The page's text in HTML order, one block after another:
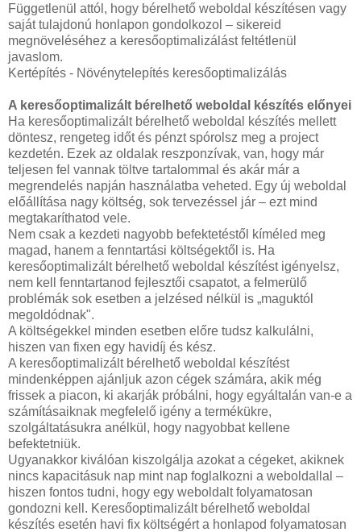
Függetlenül attól, hogy bérelhető weboldal készítésen vagy
saját tulajdonú honlapon gondolkozol – sikereid
megnöveléséhez a keresőoptimalizálást feltétlenül
javaslom.
Kertépítés - Növénytelepítés keresőoptimalizálás
A keresőoptimalizált bérelhető weboldal készítés előnyei
Ha keresőoptimalizált bérelhető weboldal készítés mellett
döntesz, rengeteg időt és pénzt spórolsz meg a project
kezdetén. Ezek az oldalak reszponzívak, van, hogy már
teljesen fel vannak töltve tartalommal és akár már a
megrendelés napján használatba veheted. Egy új weboldal
előállítása nagy költség, sok tervezéssel jár – ezt mind
megtakaríthatod vele.
Nem csak a kezdeti nagyobb befektetéstől kíméled meg
magad, hanem a fenntartási költségektől is. Ha
keresőoptimalizált bérelhető weboldal készítést igényelsz,
nem kell fenntartanod fejlesztői csapatot, a felmerülő
problémák sok esetben a jelzésed nélkül is „maguktól
megoldódnak".
A költségekkel minden esetben előre tudsz kalkulálni,
hiszen van fixen egy havidíj és kész.
A keresőoptimalizált bérelhető weboldal készítést
mindenképpen ajánljuk azon cégek számára, akik még
frissek a piacon, ki akarják próbálni, hogy egyáltalán van-e a
számításaiknak megfelelő igény a termékükre,
szolgáltatásukra anélkül, hogy nagyobbat kellene
befektetniük.
Ugyanakkor kiválóan kiszolgálja azokat a cégeket, akiknek
nincs kapacitásuk nap mint nap foglalkozni a weboldallal –
hiszen fontos tudni, hogy egy weboldalt folyamatosan
gondozni kell. Keresőoptimalizált bérelhető weboldal
készítés esetén havi fix költségért a honlapod folyamatosan